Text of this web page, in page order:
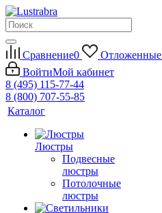
Сравнение0 Отложенные
ВойтиМой кабинет
8 (495) 115-77-44
8 (800) 707-55-85
Каталог
Люстры
Подвесные
люстры
Потолочные
люстры